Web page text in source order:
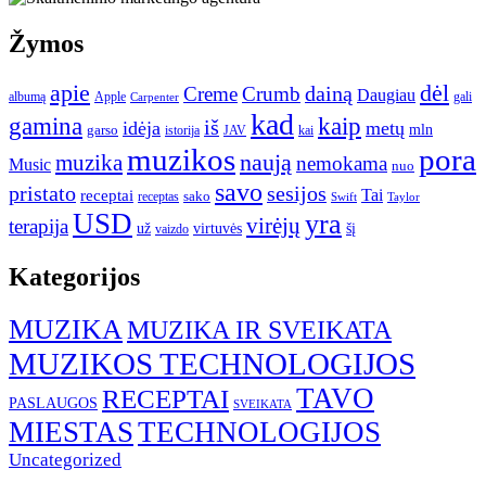
Žymos
albumą apie Apple Carpenter CremeCrumb dainą Daugiau dėl gali
gamina garso idėja istorija iš JAV kad kai kaip metų mln
Music muzikamuzikosnaują nemokama nuo pora
pristato receptai receptas sako savo sesijos Swift Tai Taylor
terapijaUSD už vaizdo virtuvės virėjų yra šį
Kategorijos
MUZIKA MUZIKA IR SVEIKATA
MUZIKOS TECHNOLOGIJOS
PASLAUGOS RECEPTAI SVEIKATA TAVO
MIESTASTECHNOLOGIJOS
Uncategorized